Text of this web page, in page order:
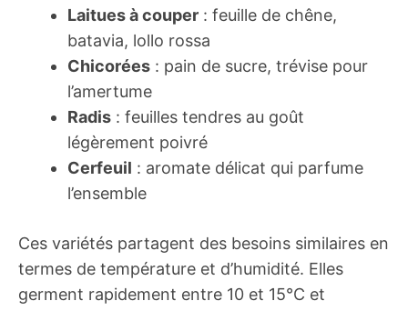
Laitues à couper : feuille de chêne,
batavia, lollo rossa
Chicorées : pain de sucre, trévise pour
l’amertume
Radis : feuilles tendres au goût
légèrement poivré
Cerfeuil : aromate délicat qui parfume
l’ensemble
Ces variétés partagent des besoins similaires en
termes de température et d’humidité. Elles
germent rapidement entre 10 et 15°C et